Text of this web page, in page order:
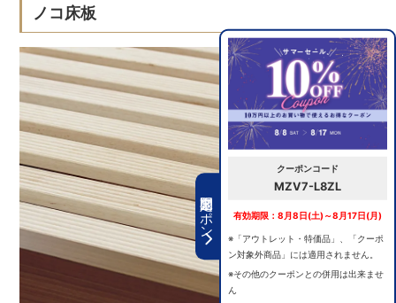
期間限定クーポン
クーポンコード
MZV7-L8ZL
有効期限：8月8日(土)～8月17日(月)
※「アウトレット・特価品」、「クーポ
ン対象外商品」には適用されません。
※その他のクーポンとの併用は出来ませ
ん
ノコ床板